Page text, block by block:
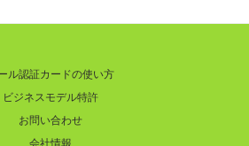
ル認証カードの使い方
ビジネスモデル特許
お問い合わせ
会社情報